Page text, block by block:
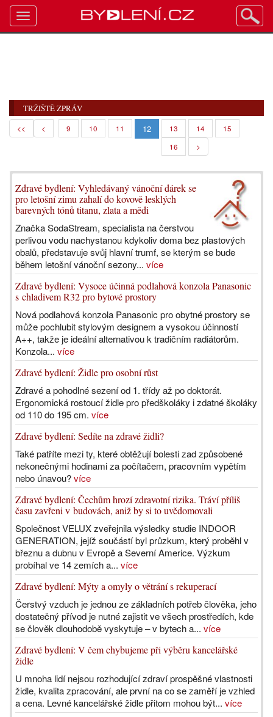
TRŽIŠTĚ ZPRÁV
<< < 9 10 11 12 13 14
15
16
>
Zdravé bydlení: Vyhledávaný vánoční dárek se
pro letošní zimu zahalí do kovově lesklých
barevných tónů titanu, zlata a mědi
Značka SodaStream, specialista na čerstvou
perlivou vodu nachystanou kdykoliv doma bez plastových
obalů, představuje svůj hlavní trumf, se kterým se bude
během letošní vánoční sezony... více
Zdravé bydlení: Vysoce účinná podlahová konzola Panasonic
s chladivem R32 pro bytové prostory
Nová podlahová konzola Panasonic pro obytné prostory se
může pochlubit stylovým designem a vysokou účinností
A++, takže je ideální alternativou k tradičním radiátorům.
Konzola... více
Zdravé bydlení: Židle pro osobní růst
Zdravé a pohodlné sezení od 1. třídy až po doktorát.
Ergonomická rostoucí židle pro předškoláky i zdatné školáky
od 110 do 195 cm. více
Zdravé bydlení: Sedíte na zdravé židli?
Také patříte mezi ty, které obtěžují bolesti zad způsobené
nekonečnými hodinami za počítačem, pracovním vypětím
nebo únavou?více
Zdravé bydlení: Čechům hrozí zdravotní rizika. Tráví příliš
času zavřeni v budovách, aniž by si to uvědomovali
Společnost VELUX zveřejnila výsledky studie INDOOR
GENERATION, jejíž součástí byl průzkum, který proběhl v
březnu a dubnu v Evropě a Severní Americe. Výzkum
probíhal ve 14 zemích a... více
Zdravé bydlení: Mýty a omyly o větrání s rekuperací
Čerstvý vzduch je jednou ze základních potřeb člověka, jeho
dostatečný přívod je nutné zajistit ve všech prostředích, kde
se člověk dlouhodobě vyskytuje – v bytech a... více
Zdravé bydlení: V čem chybujeme při výběru kancelářské
židle
U mnoha lidí nejsou rozhodující zdraví prospěšné vlastnosti
židle, kvalita zpracování, ale první na co se zaměří je vzhled
a cena. Levné kancelářské židle přitom mohou být... více
Toggle
navigation